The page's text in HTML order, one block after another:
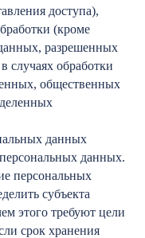
доступа),
(кроме
разрешенных
случаях обработки
общественных
данных
данных.
персональных
субъекта
этого требуют цели
срок хранения